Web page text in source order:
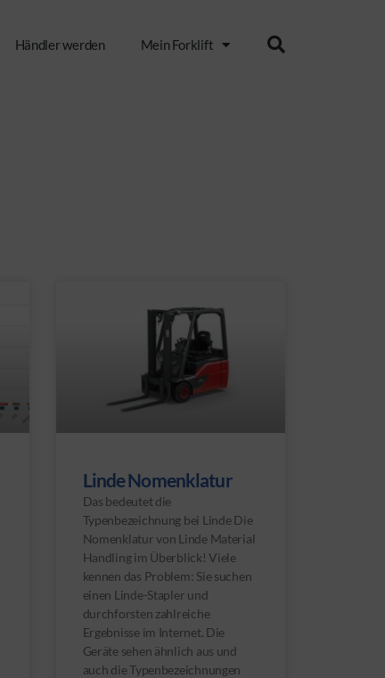
Händler werden Mein Forklift
Linde Nomenklatur
Das bedeutet die
Typenbezeichnung bei Linde Die
Nomenklatur von Linde Material
Handling im Überblick! Viele
kennen das Problem: Sie suchen
einen Linde-Stapler und
durchforsten zahlreiche
Ergebnisse im Internet. Die
Geräte sehen ähnlich aus und
auch die Typenbezeichnungen